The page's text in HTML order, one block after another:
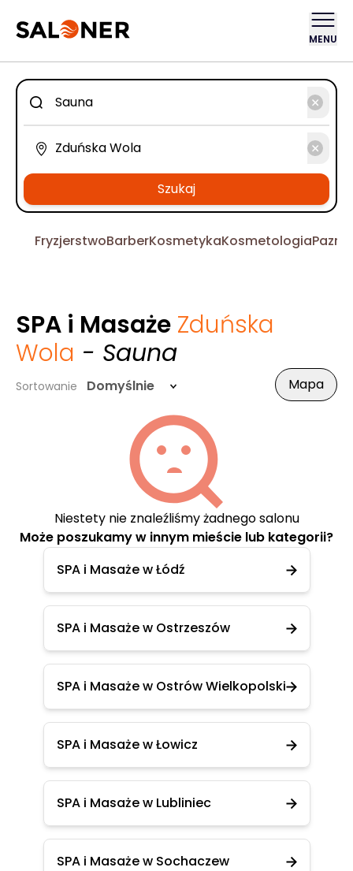
MENU
Szukaj
FryzjerstwoBarberKosmetykaKosmetologia
SPA i Masaże Zduńska
Wola - Sauna
Sortowanie Domyślnie Mapa
Niestety nie znaleźliśmy żadnego salonu
Może poszukamy w innym mieście lub kategorii?
SPA i Masaże w Łódź
SPA i Masaże w Ostrzeszów
SPA i Masaże w Ostrów Wielkopolski
SPA i Masaże w Łowicz
SPA i Masaże w Lubliniec
SPA i Masaże w Sochaczew